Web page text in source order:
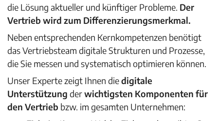
die Lösung aktueller und künftiger Probleme. Der
Vertrieb wird zum Differenzierungsmerkmal.
Neben entsprechenden Kernkompetenzen benötigt
das Vertriebsteam digitale Strukturen und Prozesse,
die Sie messen und systematisch optimieren können.
Unser Experte zeigt Ihnen diedigitale
Unterstützung derwichtigsten Komponenten für
den Vertrieb bzw. im gesamten Unternehmen: